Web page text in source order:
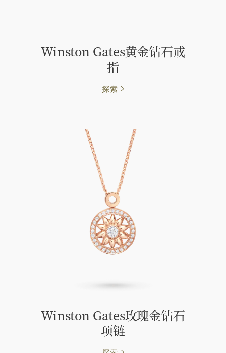
Winston Gates黄金钻石戒
指
探索
Winston Gates玫瑰金钻石
项链